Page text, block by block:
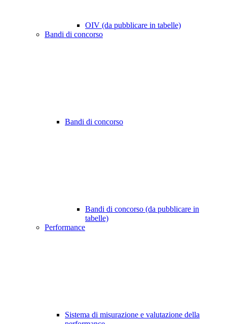
OIV (da pubblicare in tabelle)
Bandi di concorso
Bandi di concorso
Bandi di concorso (da pubblicare in
tabelle)
Performance
Sistema di misurazione e valutazione della